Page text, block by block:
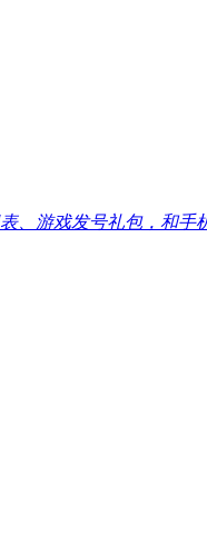
、游戏发号礼包，和